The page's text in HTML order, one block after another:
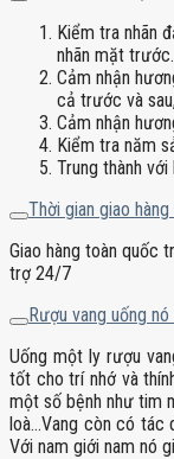
Kiểm tra nhãn
nhãn mặt trước.
Cảm nhận
cả trước và
Cảm nhận
Kiểm tra năm
Trung thành
Thời gian giao
Giao hàng toàn quốc
trợ 24/7
Rượu vang uống
Uống một ly rượu
tốt cho trí nhớ và
một số bệnh như tim
loà…Vang còn có tác
Với nam giới nam nó